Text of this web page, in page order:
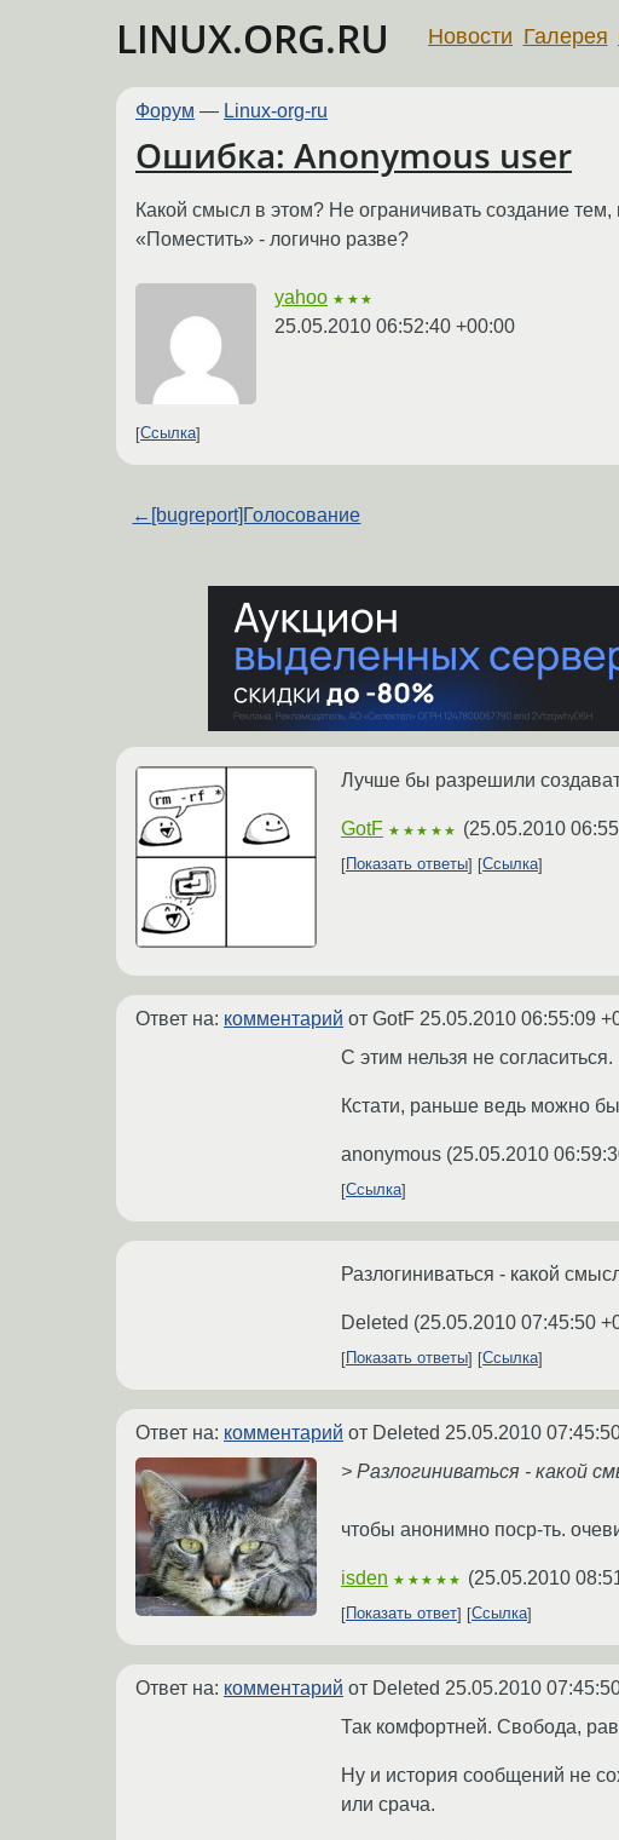
LINUX.ORG.RU Новости Галерея
Форум — Linux-org-ru
Ошибка: Anonymous user
Какой смысл в этом? Не ограничивать создание
«Поместить» - логично разве?
yahoo ★★★
25.05.2010 06:52:40 +00:00
Ссылка
← [bugreport]Голосование
Лучше бы разрешили
GotF ★★★★★ (25.05.2010
Показать ответы Ссылка
Ответ на: комментарий от GotF 25.05.2010 06:55:09
С этим нельзя не согласиться.
Кстати, раньше ведь можно
anonymous (25.05.2010
Ссылка
Разлогиниваться - какой
Deleted (25.05.2010 07:45:50
Показать ответы Ссылка
Ответ на: комментарий от Deleted 25.05.2010
> Разлогиниваться - какой
чтобы анонимно поср-ть.
isden ★★★★★ (25.05.2010
Показать ответ Ссылка
Ответ на: комментарий от Deleted 25.05.2010
Так комфортней. Свобода,
Ну и история сообщений не
или срача.